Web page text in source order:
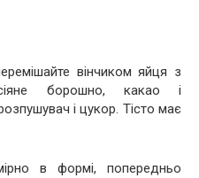
вінчиком яйця з
борошно, какао і
і цукор. Тісто має
в формі, попередньо